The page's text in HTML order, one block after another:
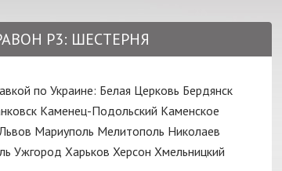
Р3: ШЕСТЕРНЯ
по Украине: Белая Церковь Бердянск
Каменец-Подольский Каменское
Мариуполь Мелитополь Николаев
Ужгород Харьков Херсон Хмельницкий